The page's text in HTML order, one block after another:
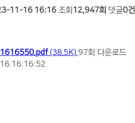
11-16 16:16 조회 12,947회 댓글0건
(38.5K) 97회 다운로드
16:16:52